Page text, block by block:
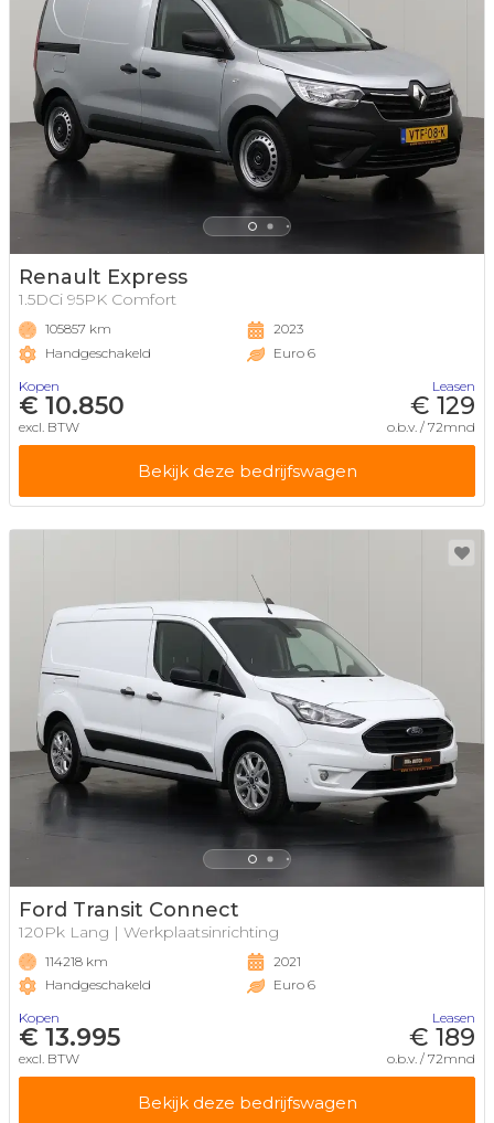
Renault Express
1.5DCi 95PK Comfort
105857 km
Handgeschakeld
2023
Euro 6
Kopen
€ 10.850
excl. BTW
Leasen
€ 129
o.b.v. / 72mnd
Bekijk deze bedrijfswagen
Ford Transit Connect
120Pk Lang | Werkplaatsinrichting
114218 km
Handgeschakeld
2021
Euro 6
Kopen
€ 13.995
excl. BTW
Leasen
€ 189
o.b.v. / 72mnd
Bekijk deze bedrijfswagen